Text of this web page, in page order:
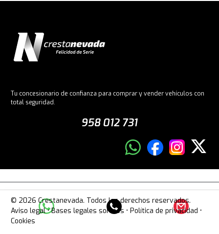
Tu concesionario de confianza para comprar y vender vehículos con
total seguridad.
958 012 731
© 2026 Crestanevada. Todos los derechos reservados.
Aviso legal•Bases legales sorteos •Política de privacidad •
Cookies